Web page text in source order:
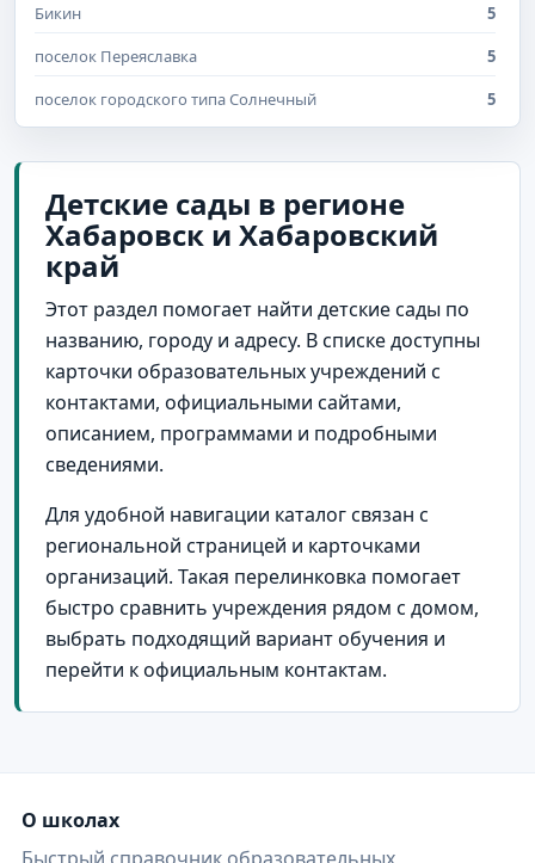
Бикин
5
поселок Переяславка
5
поселок городского типа Солнечный
5
поселок Березовый
поселок Токи
поселок Циммермановка
село Богородское
село Ракитное
поселок городского типа Заветы Ильича
село Аян
село Георгиевка
село Лермонтовка
Хабаровск и Хабаровский край
поселок городского типа Маго
Детские сады в регионе
Хабаровск и Хабаровский
край
Этот раздел помогает найти детские сады по
названию, городу и адресу. В списке доступны
карточки образовательных учреждений с
контактами, официальными сайтами,
описанием, программами и подробными
сведениями.
Для удобной навигации каталог связан с
региональной страницей и карточками
организаций. Такая перелинковка помогает
быстро сравнить учреждения рядом с домом,
выбрать подходящий вариант обучения и
перейти к официальным контактам.
О школах